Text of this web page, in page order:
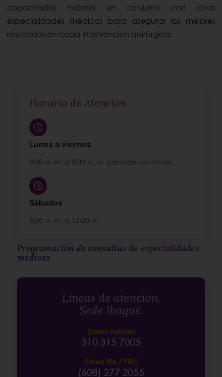
capacitados trabaja en conjunto con otras
especialidades médicas para asegurar los mejores
resultados en cada intervención quirúrgica.
Horario de Atención
Lunes a viernes
8:00 a. m. a 5:00 p. m. (jornada continua)
Sábados
8:00 a. m. a 12:00 m.
Programación de consultas de especialidades
médicas
Líneas de atención.
Sede Ibagué.
(Línea celular)
310 315 7005
(Línea fija / PBX)
(608) 277 2055